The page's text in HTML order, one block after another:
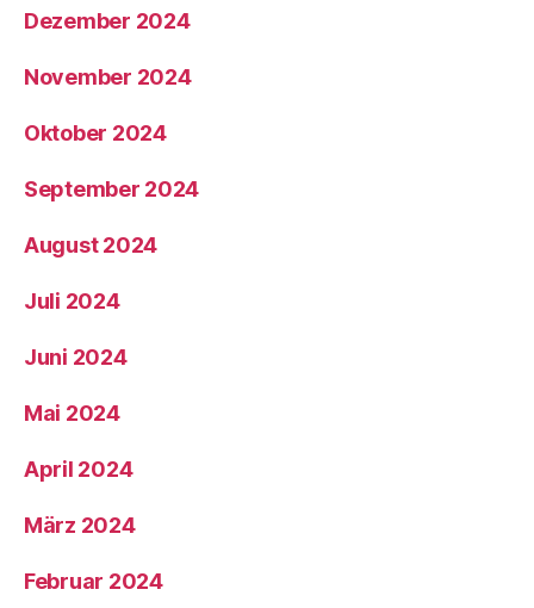
Dezember 2024
November 2024
Oktober 2024
September 2024
August 2024
Juli 2024
Juni 2024
Mai 2024
April 2024
März 2024
Februar 2024